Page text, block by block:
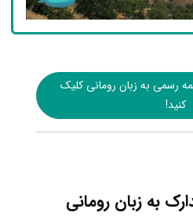
رسمی به زبان رومانی کلیک
کنید!
به زبان رومانی